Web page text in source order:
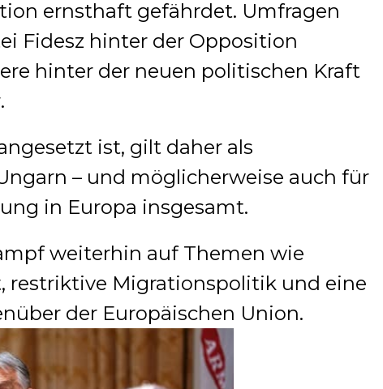
ernsthaft gefährdet. Umfragen
Fidesz hinter der Opposition
hinter der neuen politischen Kraft
ist, gilt daher als
– und möglicherweise auch für
in Europa insgesamt.
weiterhin auf Themen wie
restriktive Migrationspolitik und eine
der Europäischen Union.